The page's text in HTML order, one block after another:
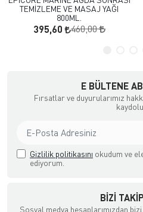
TEMİZLEME VE MASAJ YAĞI
800ML.
395,60 460,00
E BÜLTENE
Fırsatlar ve duyurularımız
Gizlilik politikasını okudum ve
ediyorum.
BIZI
Sosyal medya hesaplarımızdan